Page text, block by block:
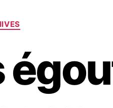
Catégories